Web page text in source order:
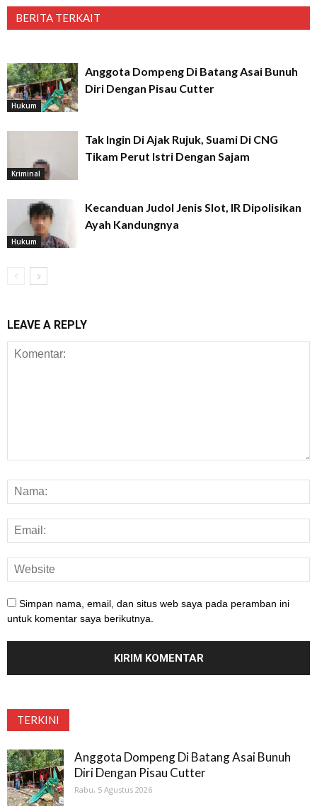
BERITA TERKAIT
Hukum
Anggota Dompeng Di Batang Asai Bunuh
Diri Dengan Pisau Cutter
Kriminal
Tak Ingin Di Ajak Rujuk, Suami Di CNG
Tikam Perut Istri Dengan Sajam
Hukum
Kecanduan Judol Jenis Slot, IR Dipolisikan
Ayah Kandungnya
LEAVE A REPLY
Simpan nama, email, dan situs web saya pada peramban ini
untuk komentar saya berikutnya.
TERKINI
Anggota Dompeng Di Batang Asai Bunuh
Diri Dengan Pisau Cutter
Rabu, 5 Agustus 2026